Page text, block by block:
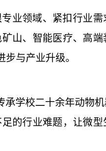
业领域、紧扣行业需
山、智能医疗、高
与产业升级。
学校二十余年动物
的行业难题，让微